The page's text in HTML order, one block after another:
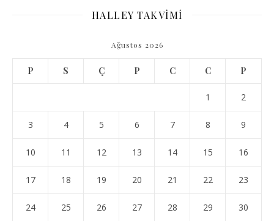
HALLEY TAKVİMİ
Ağustos 2026
P S Ç P C C P
1 2
3 4 5 6 7 8 9
10 11 12 13 14 15 16
17 18 19 20 21 22 23
24 25 26 27 28 29 30